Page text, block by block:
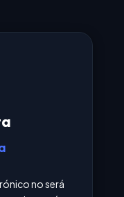
no será